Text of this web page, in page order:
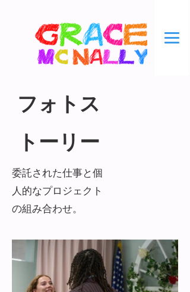
フォトス
トーリー
委託された仕事と個
人的なプロジェクト
の組み合わせ。